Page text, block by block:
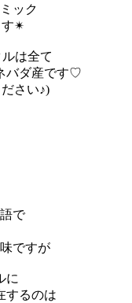
ック
す✴︎
は全て
バダ産です♡
さい♪)
で
ですが
に
するのは